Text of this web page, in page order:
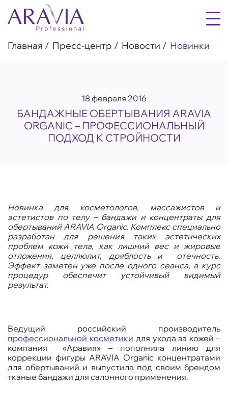
Главная Пресс-центр Новости Новинки
18 февраля 2016
БАНДАЖНЫЕ ОБЕРТЫВАНИЯ ARAVIA
ORGANIC – ПРОФЕССИОНАЛЬНЫЙ
ПОДХОД К СТРОЙНОСТИ
Новинка для косметологов, массажистов и
эстетистов по телу – бандажи и концентраты для
обертыванийARAVIA Organic. Комплекс специально
разработан для решения таких эстетических
проблем кожи тела, как лишний вес и жировые
отложения, целлюлит, дряблость и отечность.
Эффект заметен уже после одного сеанса, а курс
процедур обеспечит устойчивый видимый
результат.
Ведущий российский производитель
профессиональной косметики для ухода за кожей –
компания «Аравия» – пополнила линию для
коррекции фигуры ARAVIA Organic концентратами
для обертываний и выпустила под своим брендом
тканые бандажи для салонного применения.